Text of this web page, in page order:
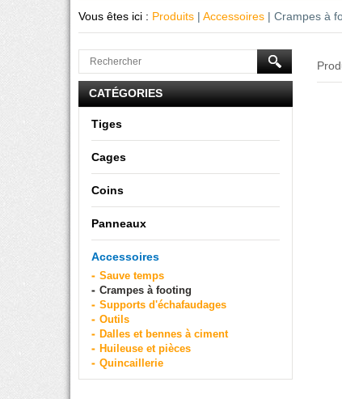
Vous êtes ici : Produits | Accessoires | Crampes à
CATÉGORIES
Tiges
Cages
Coins
Panneaux
Accessoires
Sauve temps
Crampes à footing
Supports d'échafaudages
Outils
Dalles et bennes à ciment
Huileuse et pièces
Quincaillerie